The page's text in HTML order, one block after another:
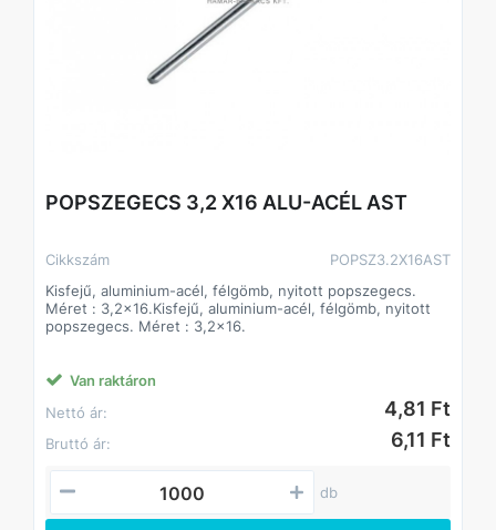
POPSZEGECS 3,2 X16 ALU-ACÉL AST
Cikkszám
POPSZ3.2X16AST
Kisfejű, aluminium-acél, félgömb, nyitott popszegecs.
Méret : 3,2x16.Kisfejű, aluminium-acél, félgömb, nyitott
popszegecs. Méret : 3,2x16.
Van raktáron
Nettó ár:
4,81 Ft
Bruttó ár: 6,11 Ft
db